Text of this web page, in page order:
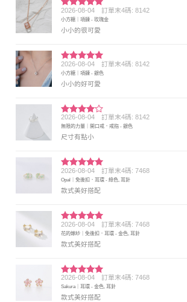
評分5 滿
分 5
2026-08-04 訂單末4碼: 8142
小方糖｜項鍊 - 玫瑰金
小小的很可愛
評分5 滿
分 5
2026-08-04 訂單末4碼: 8142
小方糖｜項鍊 - 銀色
小小的好可愛
評分4
滿分 5
2026-08-04 訂單末4碼: 8142
無限的力量｜開口戒．戒指 - 銀色
尺寸有點小
評分5 滿
分 5
2026-08-04 訂單末4碼: 7468
Opal｜免後扣．耳環 - 綠色, 耳針
款式美好搭配
評分5 滿
分 5
2026-08-04 訂單末4碼: 7468
花的嫁紗｜免後扣．耳環 - 金色, 耳針
款式美好搭配
評分5 滿
分 5
2026-08-04 訂單末4碼: 7468
Sakura｜耳環 - 金色, 耳針
款式美好搭配